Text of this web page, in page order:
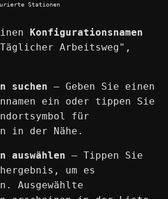
Stationen
Konfigurationsnamen
Arbeitsweg",
suchen — Geben Sie einen
ein oder tippen Sie
für
in der Nähe.
auswählen — Tippen Sie
um es
Ausgewählte